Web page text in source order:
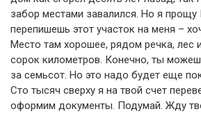
забор местами завалился. Но я
перепишешь этот участок на меня –
Место там хорошее, рядом речка, лес
сорок километров. Конечно, ты
за семьсот. Но это надо будет еще
Сто тысяч сверху я на твой счет
оформим документы. Подумай. Жду